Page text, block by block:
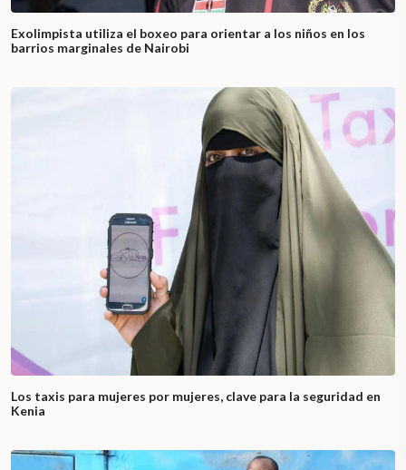
Exolimpista utiliza el boxeo para orientar a los niños en los
barrios marginales de Nairobi
Los taxis para mujeres por mujeres, clave para la seguridad en
Kenia